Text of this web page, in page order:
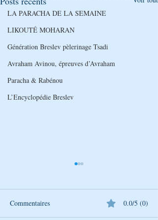
LA PARACHA DE LA SEMAINE
LIKOUTÉ MOHARAN
Génération Breslev pèlerinage Tsadi
Avraham Avinou, épreuves d’Avraham
Paracha & Rabénou
L’Encyclopédie Breslev
Commentaires 0.0/5 (0)